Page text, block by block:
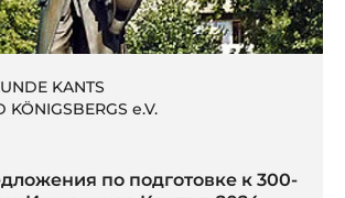
KANTS
KÖNIGSBERGS e.V.
по подготовке к 300-